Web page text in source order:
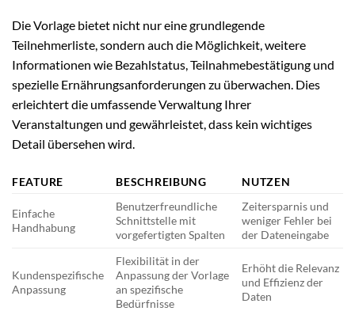
Die Vorlage bietet nicht nur eine grundlegende
Teilnehmerliste, sondern auch die Möglichkeit, weitere
Informationen wie Bezahlstatus, Teilnahmebestätigung und
spezielle Ernährungsanforderungen zu überwachen. Dies
erleichtert die umfassende Verwaltung Ihrer
Veranstaltungen und gewährleistet, dass kein wichtiges
Detail übersehen wird.
FEATURE BESCHREIBUNG NUTZEN
Einfache
Handhabung
Benutzerfreundliche
Schnittstelle mit
vorgefertigten Spalten
Zeitersparnis und
weniger Fehler bei
der Dateneingabe
Kundenspezifische
Anpassung
Flexibilität in der
Anpassung der Vorlage
an spezifische
Bedürfnisse
Erhöht die Relevanz
und Effizienz der
Daten